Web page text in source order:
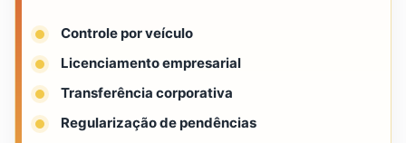
Controle por veículo
Licenciamento empresarial
Transferência corporativa
Regularização de pendências